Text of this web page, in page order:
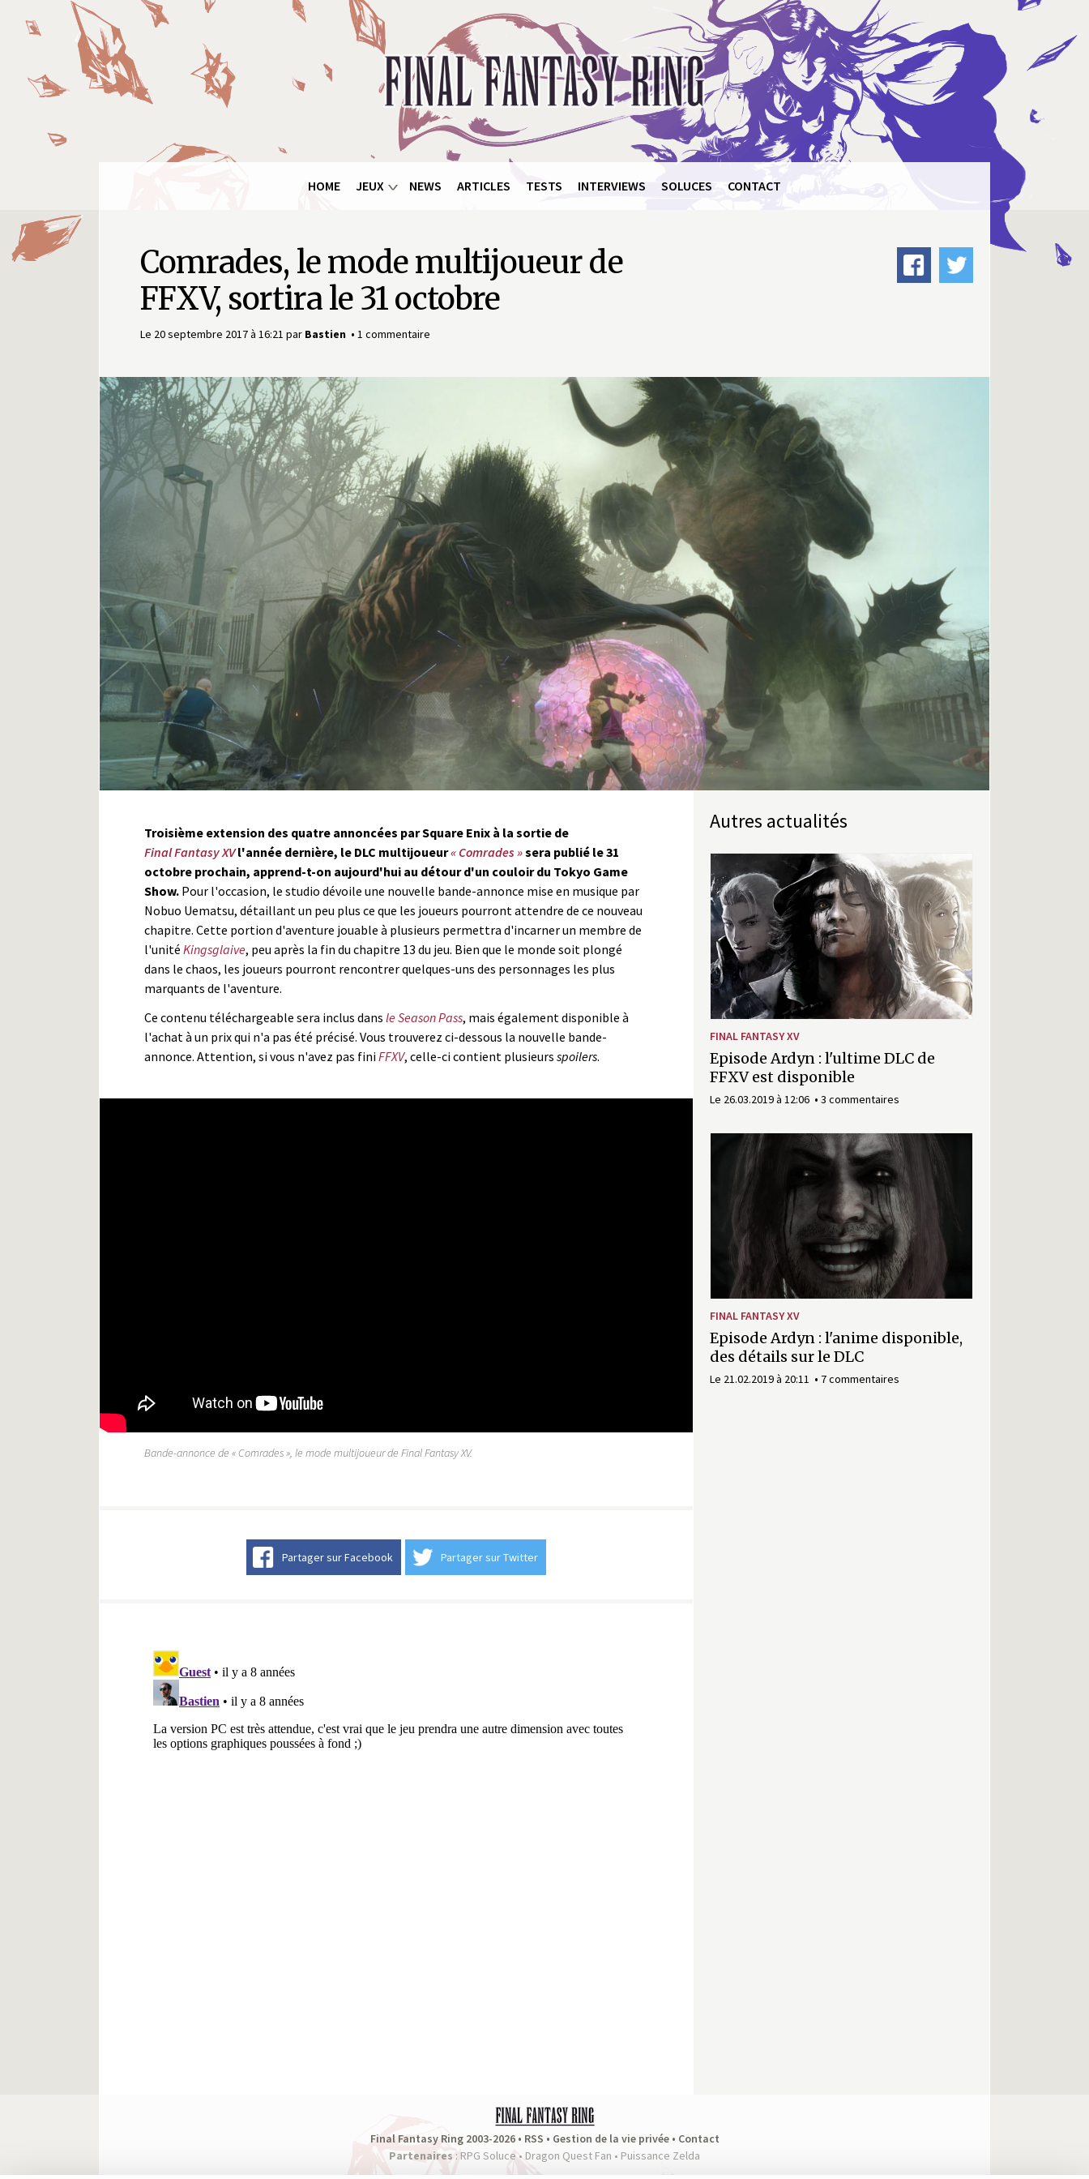
Final
Fantasy
Ring
HOME JEUX NEWS ARTICLES TESTS INTERVIEWS SOLUCES CONTACT
Comrades, le mode multijoueur de
FFXV, sortira le 31 octobre
Le 20 septembre 2017 à 16:21 par Bastien 1 commentaire
Troisième extension des quatre annoncées par Square Enix à la sortie de
Final Fantasy XVl'année dernière, le DLC multijoueur« Comrades »sera publié le 31
octobre prochain, apprend-t-on aujourd'hui au détour d'un couloir du Tokyo Game
Show. Pour l'occasion, le studio dévoile une nouvelle bande-annonce mise en musique par
Nobuo Uematsu, détaillant un peu plus ce que les joueurs pourront attendre de ce nouveau
chapitre. Cette portion d'aventure jouable à plusieurs permettra d'incarner un membre de
l'unité Kingsglaive, peu après la fin du chapitre 13 du jeu. Bien que le monde soit plongé
dans le chaos, les joueurs pourront rencontrer quelques-uns des personnages les plus
marquants de l'aventure.
Ce contenu téléchargeable sera inclus dans le Season Pass, mais également disponible à
l'achat à un prix qui n'a pas été précisé. Vous trouverez ci-dessous la nouvelle bande-
annonce. Attention, si vous n'avez pas finiFFXV, celle-ci contient plusieurs spoilers.
Bande-annonce de « Comrades », le mode multijoueur de Final Fantasy XV.
Partager sur Facebook Partager sur Twitter
Autres actualités
FINAL FANTASY XV
Episode Ardyn : l'ultime DLC de
FFXV est disponible
Le 26.03.2019 à 12:06 3 commentaires
FINAL FANTASY XV
Episode Ardyn : l'anime disponible,
des détails sur le DLC
Le 21.02.2019 à 20:11 7 commentaires
Final Fantasy Ring 2003-2026 • RSS • Gestion de la vie privée• Contact
Partenaires : RPG Soluce • Dragon Quest Fan • Puissance Zelda
Panneau de gestion des cookies